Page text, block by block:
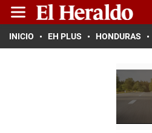
INICIO EH PLUS HONDURAS